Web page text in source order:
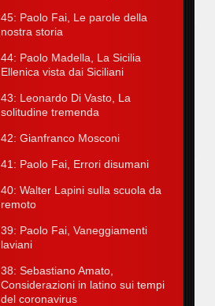
45: Paolo Fai, Le parole della
nostra storia
44: Paolo Madella, La Sicilia
Ellenica vista dai Siciliani
43: Leonardo Di Vasto, La
solitudine tremenda
42: Gianfranco Mosconi
41: Paolo Fai, Errori disumani
40: Walter Lapini sulla scuola da
remoto
39: Paolo Fai, Vaneggiamenti
laviani
38: Sebastiano Amato,
Considerazioni in latino sui tempi
del coronavirus